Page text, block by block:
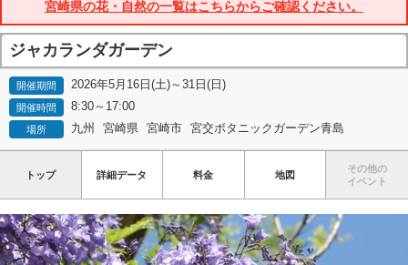
宮崎県の花・自然の一覧はこちらからご確認ください。
ジャカランダガーデン
開催期間 2026年5月16日(土)～31日(日)
開催時間 8:30～17:00
場所 九州 宮崎県 宮崎市 宮交ボタニックガーデン青島
トップ 詳細データ 料金 地図
その他の
イベント